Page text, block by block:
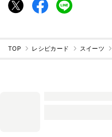
TOP レシピカード スイーツ